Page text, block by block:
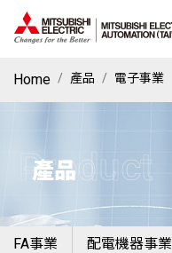
Home 產品 電子事業
產品
Product
FA事業 配電機器事業